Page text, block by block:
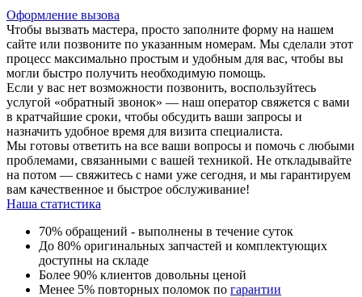
Оформление вызова
Чтобы вызвать мастера, просто заполните форму на нашем
сайте или позвоните по указанным номерам. Мы сделали этот
процесс максимально простым и удобным для вас, чтобы вы
могли быстро получить необходимую помощь.
Если у вас нет возможности позвонить, воспользуйтесь
услугой «обратный звонок» — наш оператор свяжется с вами
в кратчайшие сроки, чтобы обсудить ваши запросы и
назначить удобное время для визита специалиста.
Мы готовы ответить на все ваши вопросы и помочь с любыми
проблемами, связанными с вашей техникой. Не откладывайте
на потом — свяжитесь с нами уже сегодня, и мы гарантируем
вам качественное и быстрое обслуживание!
Наша статистика
70% обращений - выполнены в течение суток
До 80% оригинальных запчастей и комплектующих
доступны на складе
Более 90% клиентов довольны ценой
Менее 5% повторных поломок по гарантии